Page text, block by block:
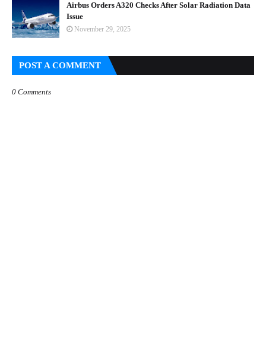
Airbus Orders A320 Checks After Solar Radiation Data
Issue
November 29, 2025
POST A COMMENT
0 Comments